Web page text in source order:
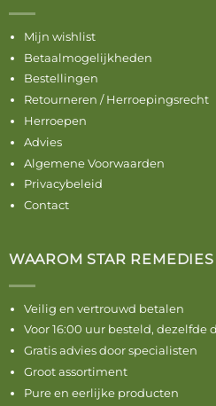
Mijn wishlist
Betaalmogelijkheden
Bestellingen
Retourneren / Herroepingsrecht
Herroepen
Advies
Algemene Voorwaarden
Privacybeleid
Contact
WAAROM STAR REMEDIES
Veilig en vertrouwd betalen
Voor 16:00 uur besteld, dezelfde
Gratis advies door specialisten
Groot assortiment
Pure en eerlijke producten